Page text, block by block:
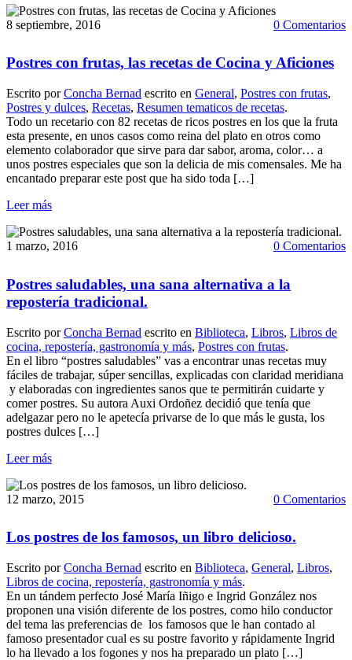
8 septiembre, 2016 0 Comentarios
Postres con frutas, las recetas de Cocina y Aficiones
Escrito porConcha Bernad escrito en General, Postres con frutas,
Postres y dulces, Recetas, Resumen tematicos de recetas.
Todo un recetario con 82 recetas de ricos postres en los que la fruta
esta presente, en unos casos como reina del plato en otros como
elemento colaborador que sirve para dar sabor, aroma, color… a
unos postres especiales que son la delicia de mis comensales. Me ha
encantado preparar este post que ha sido toda […]
Leer más
1 marzo, 2016 0 Comentarios
Postres saludables, una sana alternativa a la
repostería tradicional.
Escrito porConcha Bernad escrito en Biblioteca, Libros, Libros de
cocina, repostería, gastronomía y más, Postres con frutas.
En el libro “postres saludables” vas a encontrar unas recetas muy
fáciles de trabajar, súper sencillas, explicadas con claridad meridiana
y elaboradas con ingredientes sanos que te permitirán cuidarte y
comer postres. Su autora Auxi Ordoñez decidió que tenía que
adelgazar pero no le apetecía privarse de lo que más le gusta, los
postres dulces […]
Leer más
12 marzo, 2015 0 Comentarios
Los postres de los famosos, un libro delicioso.
Escrito porConcha Bernad escrito en Biblioteca, General, Libros,
Libros de cocina, repostería, gastronomía y más.
En un tándem perfecto José María Iñigo e Ingrid González nos
proponen una visión diferente de los postres, como hilo conductor
del tema las preferencias de los famosos que le han contado al
famoso presentador cual es su postre favorito y rápidamente Ingrid
lo ha llevado a los fogones y nos ha preparado un plato […]